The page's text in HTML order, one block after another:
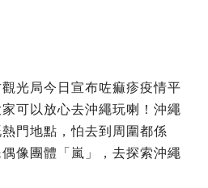
觀光局今日宣布咗痲疹疫情平
可以放心去沖繩玩喇！沖繩
門地點，怕去到周圍都係
像團體「嵐」，去探索沖繩